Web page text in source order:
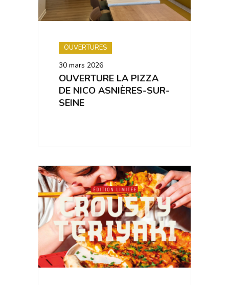
OUVERTURES
30 mars 2026
OUVERTURE LA PIZZA
DE NICO ASNIÈRES-SUR-
SEINE